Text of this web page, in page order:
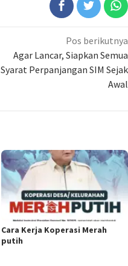
Pos berikutnya
Agar Lancar, Siapkan Semua
Syarat Perpanjangan SIM Sejak
Awal
Cara Kerja Koperasi Merah
putih